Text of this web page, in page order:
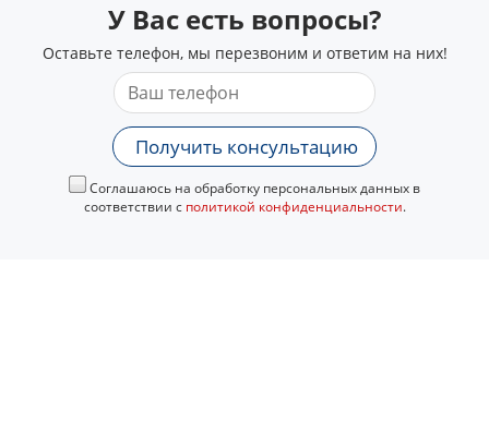
У Вас есть вопросы?
Оставьте телефон, мы перезвоним и ответим на них!
Получить консультацию
Соглашаюсь на обработку персональных данных в
соответствии с политикой конфиденциальности.